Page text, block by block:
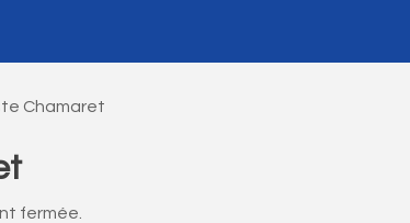
Chamaret
fermée.